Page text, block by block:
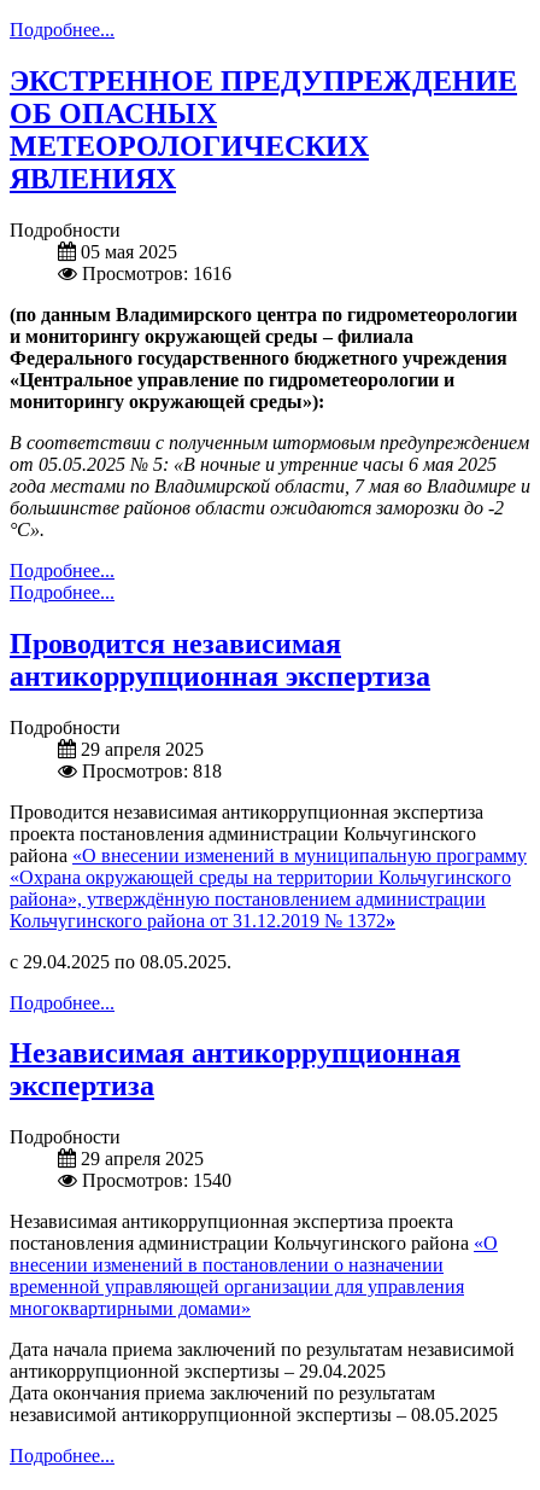
Подробнее...
ЭКСТРЕННОЕ ПРЕДУПРЕЖДЕНИЕ
ОБ ОПАСНЫХ
МЕТЕОРОЛОГИЧЕСКИХ
ЯВЛЕНИЯХ
Подробности
05 мая 2025
Просмотров: 1616
(по данным Владимирского центра по гидрометеорологии
и мониторингу окружающей среды – филиала
Федерального государственного бюджетного учреждения
«Центральное управление по гидрометеорологии и
мониторингу окружающей среды»):
В соответствии с полученным штормовым предупреждением
от 05.05.2025 № 5: «В ночные и утренние часы 6 мая 2025
года местами по Владимирской области, 7 мая во Владимире и
большинстве районов области ожидаются заморозки до -2
°С».
Подробнее...
Подробнее...
Проводится независимая
антикоррупционная экспертиза
Подробности
29 апреля 2025
Просмотров: 818
Проводится независимая антикоррупционная экспертиза
проекта постановления администрации Кольчугинского
района «О внесении изменений в муниципальную программу
«Охрана окружающей среды на территории Кольчугинского
района», утверждённую постановлением администрации
Кольчугинского района от 31.12.2019 № 1372»
с 29.04.2025 по 08.05.2025.
Подробнее...
Независимая антикоррупционная
экспертиза
Подробности
29 апреля 2025
Просмотров: 1540
Независимая антикоррупционная экспертиза проекта
постановления администрации Кольчугинского района «О
внесении изменений в постановлении о назначении
временной управляющей организации для управления
многоквартирными домами»
Дата начала приема заключений по результатам независимой
антикоррупционной экспертизы – 29.04.2025
Дата окончания приема заключений по результатам
независимой антикоррупционной экспертизы – 08.05.2025
Подробнее...